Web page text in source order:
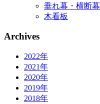
垂れ幕・横断幕
木看板
Archives
2022年
2021年
2020年
2019年
2018年